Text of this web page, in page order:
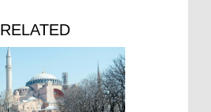
RELATED